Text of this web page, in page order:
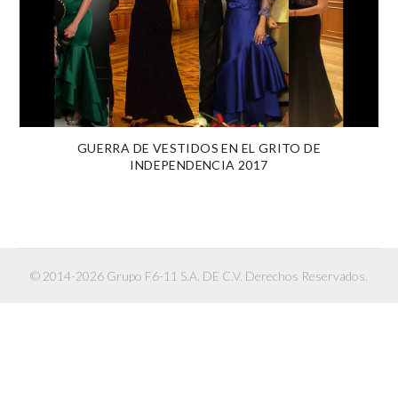
GUERRA DE VESTIDOS EN EL GRITO DE
INDEPENDENCIA 2017
© 2014-2026 Grupo F6-11 S.A. DE C.V. Derechos Reservados.